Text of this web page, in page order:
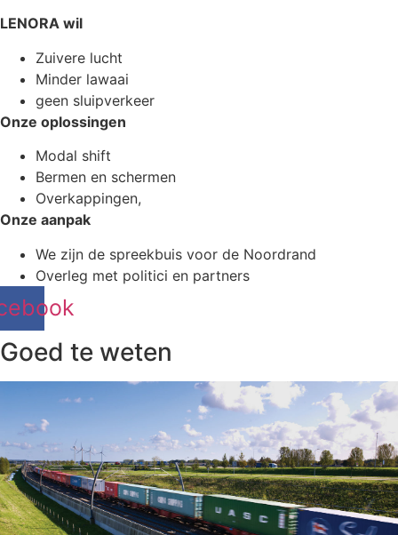
LENORA wil
Zuivere lucht
Minder lawaai
geen sluipverkeer
Onze oplossingen
Modal shift
Bermen en schermen
Overkappingen,
Onze aanpak
We zijn de spreekbuis voor de Noordrand
Overleg met politici en partners
Goed te weten